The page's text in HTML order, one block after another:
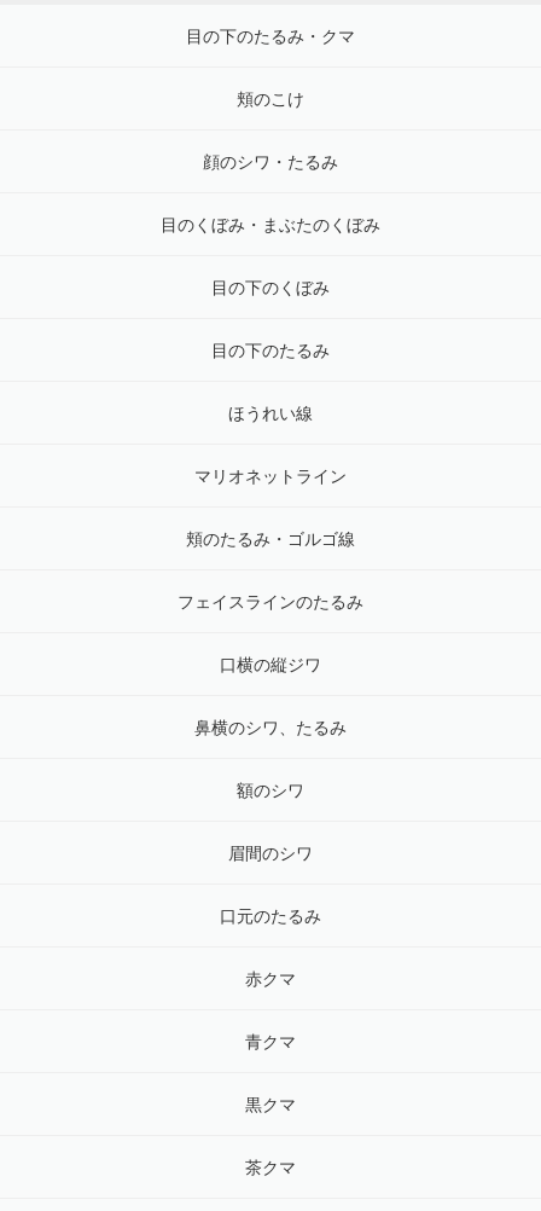
目の下のたるみ・クマ
頬のこけ
顔のシワ・たるみ
目のくぼみ・まぶたのくぼみ
目の下のくぼみ
目の下のたるみ
ほうれい線
マリオネットライン
頬のたるみ・ゴルゴ線
フェイスラインのたるみ
口横の縦ジワ
鼻横のシワ、たるみ
額のシワ
眉間のシワ
口元のたるみ
赤クマ
青クマ
黒クマ
茶クマ